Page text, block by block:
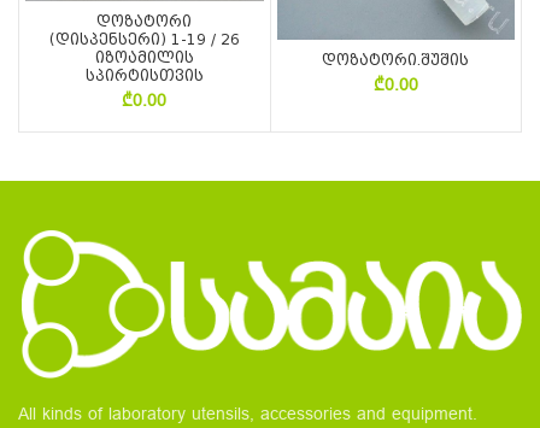
დოზატორი
(დისპენსერი) 1-19 / 26
იზოამილის
სპირტისთვის
₾0.00
დოზატორი.შუშის
₾0.00
All kinds of laboratory utensils, accessories and equipment.